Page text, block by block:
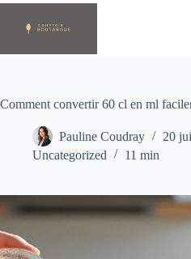
Passer
contenu
Comment convertir 60 cl en ml
Pauline Coudray
20
Uncategorized
11 min